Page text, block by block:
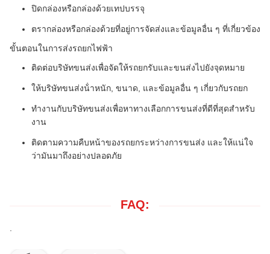
ปิดกล่องหรือกล่องด้วยเทปบรรจุ
ตรากล่องหรือกล่องด้วยที่อยู่การจัดส่งและข้อมูลอื่น ๆ ที่เกี่ยวข้อง
ขั้นตอนในการส่งรถยกไฟฟ้า
ติดต่อบริษัทขนส่งเพื่อจัดให้รถยกรับและขนส่งไปยังจุดหมาย
ให้บริษัทขนส่งน้ําหนัก, ขนาด, และข้อมูลอื่น ๆ เกี่ยวกับรถยก
ทํางานกับบริษัทขนส่งเพื่อหาทางเลือกการขนส่งที่ดีที่สุดสําหรับ
งาน
ติดตามความคืบหน้าของรถยกระหว่างการขนส่ง และให้แน่ใจ
ว่ามันมาถึงอย่างปลอดภัย
FAQ: